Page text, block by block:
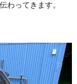
わってきます。